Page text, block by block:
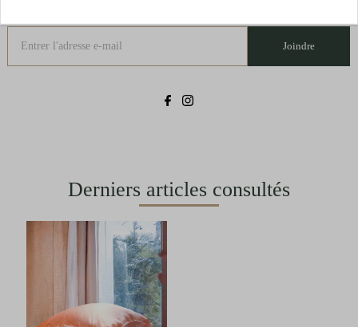
Joindre
Derniers articles consultés